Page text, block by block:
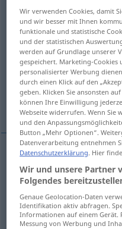
spiacevole [spjaˈʧeːvole]
Übersicht aller
(Für mehr Details die
unerfreulich
bedauerlich
unerfreulich spiacevole
unangenehm,
Wir verwenden Cookies, damit
und wir besser mit Ihnen
funktionale und statistische
und der statistischen
werden auf Grundlage unserer
gespeichert. Marketing-Cookies
personalisierter Werbung
durch einen Klick auf den
geben. Klicken Sie ansonsten
können Ihre Einwilligung
Webseite widerrufen. Wenn Sie
und den
Button „Mehr Optionen“.
Datenverarbeitung entnehmen
Datenschutzerklärung. Hier
Wir und unsere Partner
Folgendes
Genaue Geolocation-Daten
Identifikation aktiv abfragen.
Informationen auf einem Gerät.
Messung von Werbung und